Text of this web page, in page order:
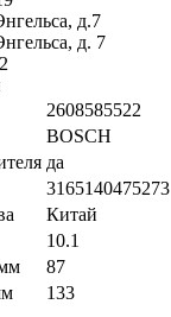
д.7
д. 7
2608585522
BOSCH
да
3165140475273
Китай
10.1
87
133